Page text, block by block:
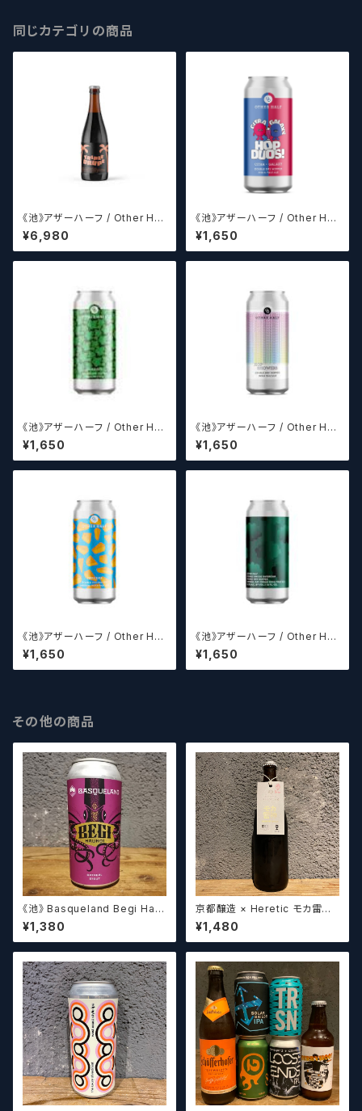
同じカテゴリの商品
《池》アザーハーフ / Other Hal
f Brewing Triple Drupe【ク
ラフトビールシザーズ】
¥6,980
《池》アザーハーフ / Other Hal
f Brewing Hop Duos! - Citr
a + Galaxy 【クラフトビールシ
ザーズ】
¥1,650
《池》アザーハーフ / Other Hal
f Brewing Dank Ivy【クラフト
ビールシザーズ】
¥1,650
《池》アザーハーフ / Other Hal
f Hop Showers 【クラフトビー
ルシザーズ】
¥1,650
《池》アザーハーフ / Other Hal
f DDH Cheddar 【クラフトビー
ルシザーズ】
¥1,650
《池》アザーハーフ / Other Hal
f Double Simcoe Daydrea
m 【クラフトビールシザーズ】
¥1,650
その他の商品
《池》 Basqueland Begi Hau
ndi ベヒ アウンディ
¥1,380
京都醸造 × Heretic モカ雷神 /
Kyoto × Heretic MOCHA T
HUNDER【クラフトビールシザ
ーズ】
¥1,480